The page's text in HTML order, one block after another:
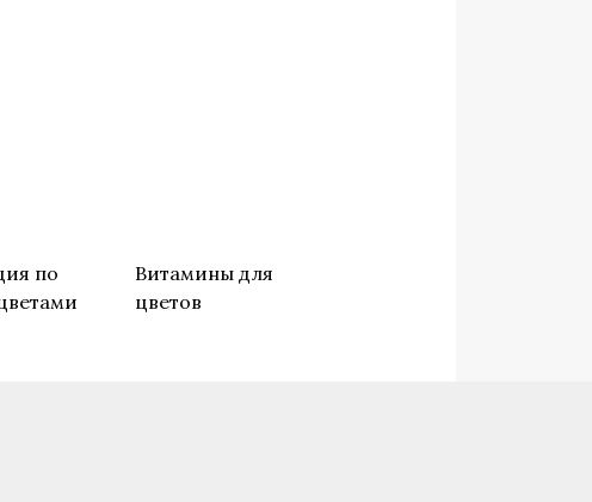
по
Витамины для
цветов